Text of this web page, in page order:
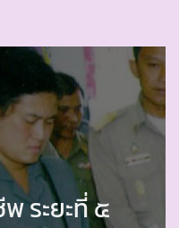
ระยะที่ ๕